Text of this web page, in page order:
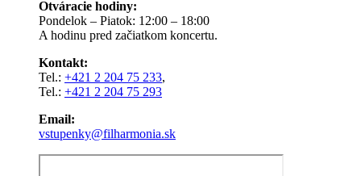
Otváracie hodiny:
Pondelok – Piatok: 12:00 – 18:00
A hodinu pred začiatkom koncertu.
Kontakt:
Tel.: +421 2 204 75 233,
Tel.: +421 2 204 75 293
Email:
vstupenky@filharmonia.sk